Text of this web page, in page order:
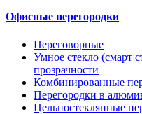
Офисные перегородки
Переговорные
Умное стекло (смарт
прозрачности
Комбинированные
Перегородки в
Цельностеклянные